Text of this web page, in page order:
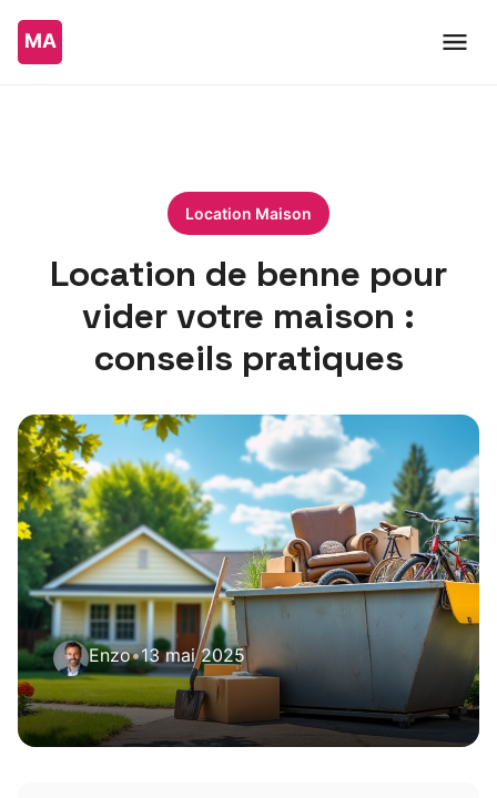
Location Maison
Location de benne pour
vider votre maison :
conseils pratiques
Enzo•13 mai 2025